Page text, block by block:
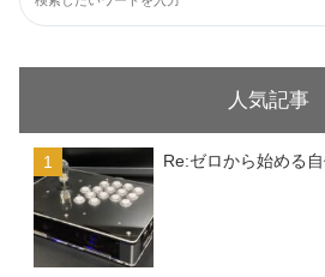
人気記事
Re:ゼロから始める